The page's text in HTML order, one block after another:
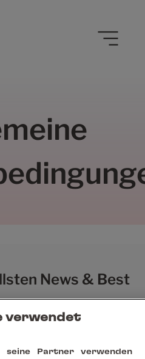
News & Best
verwendet
seine Partner verwenden